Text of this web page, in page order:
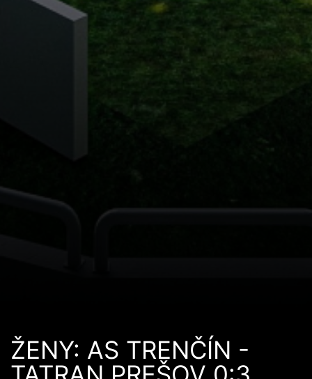
ŽENY: AS TRENČÍN -